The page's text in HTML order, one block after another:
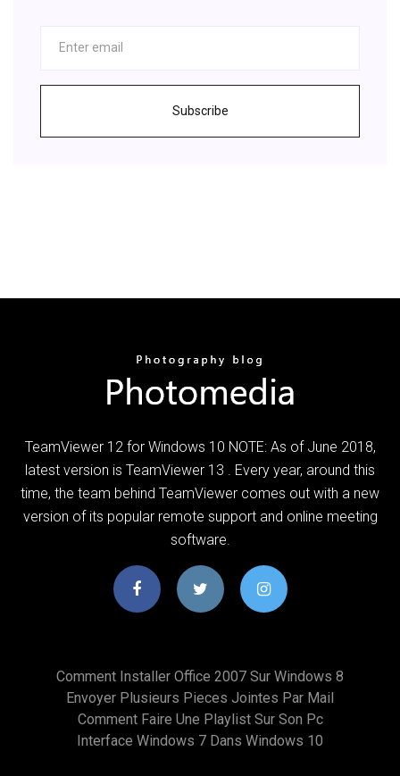
Subscribe
TeamViewer 12 for Windows 10 NOTE: As of June 2018,
latest version is TeamViewer 13 . Every year, around this
time, the team behind TeamViewer comes out with a new
version of its popular remote support and online meeting
software.
Comment Installer Office 2007 Sur Windows 8
Envoyer Plusieurs Pieces Jointes Par Mail
Comment Faire Une Playlist Sur Son Pc
Interface Windows 7 Dans Windows 10